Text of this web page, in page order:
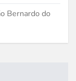
Bernardo do